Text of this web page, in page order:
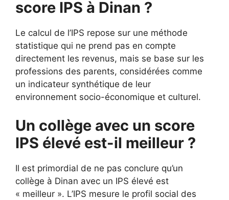
score IPS à Dinan ?
Le calcul de l’IPS repose sur une méthode
statistique qui ne prend pas en compte
directement les revenus, mais se base sur les
professions des parents, considérées comme
un indicateur synthétique de leur
environnement socio-économique et culturel.
Un collège avec un score
IPS élevé est-il meilleur ?
Il est primordial de ne pas conclure qu’un
collège à Dinan avec un IPS élevé est
« meilleur ». L’IPS mesure le profil social des